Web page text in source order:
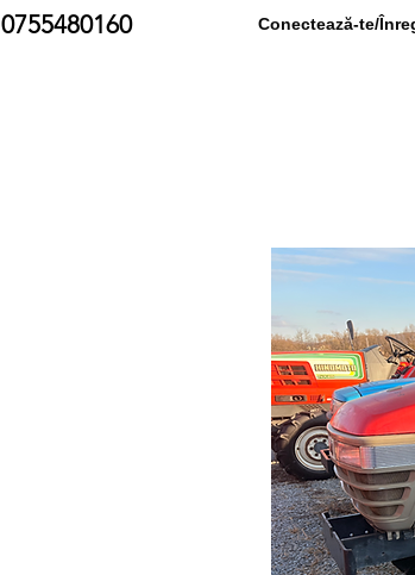
/ 0755480160 Conectează-te/